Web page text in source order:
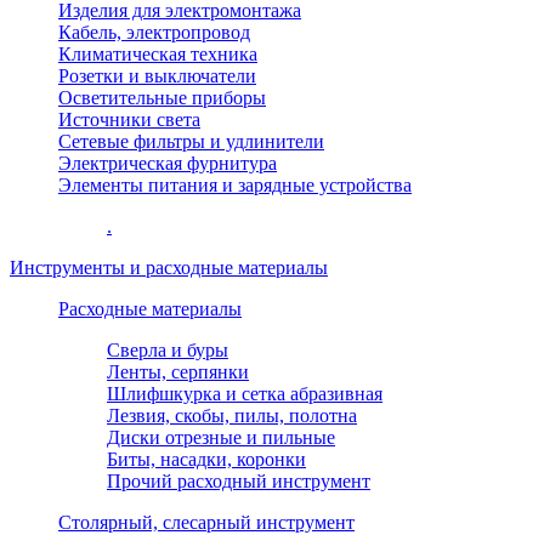
Изделия для электромонтажа
Кабель, электропровод
Климатическая техника
Розетки и выключатели
Осветительные приборы
Источники света
Сетевые фильтры и удлинители
Электрическая фурнитура
Элементы питания и зарядные устройства
.
Инструменты и расходные материалы
Расходные материалы
Сверла и буры
Ленты, серпянки
Шлифшкурка и сетка абразивная
Лезвия, скобы, пилы, полотна
Диски отрезные и пильные
Биты, насадки, коронки
Прочий расходный инструмент
Столярный, слесарный инструмент